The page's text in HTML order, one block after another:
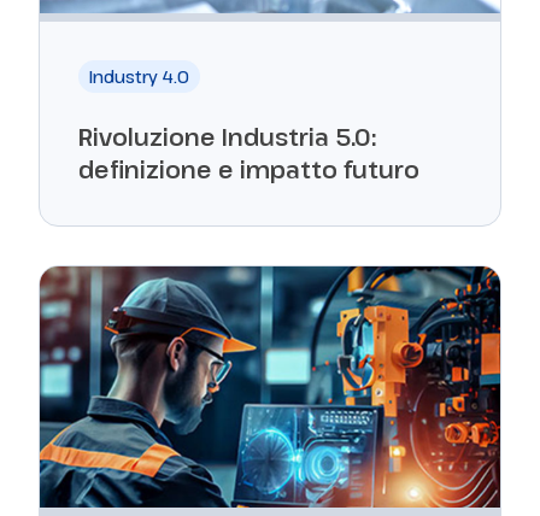
Industry 4.0
Rivoluzione Industria 5.0:
definizione e impatto futuro